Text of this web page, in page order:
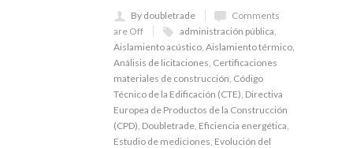
By doubletrade
Comments
are Off
administración pública,
Aislamiento acústico, Aislamiento térmico,
Análisis de licitaciones, Certificaciones
materiales de construcción, Código
Técnico de la Edificación (CTE), Directiva
Europea de Productos de la Construcción
(CPD), Doubletrade, Eficiencia energética,
Estudio de mediciones, Evolución del